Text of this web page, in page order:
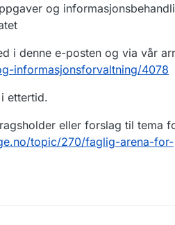
og
i denne e-posten og via vår
informasjonsforvaltning/4078
ettertid.
eller forslag til tema
topic/270/faglig-arena-for-